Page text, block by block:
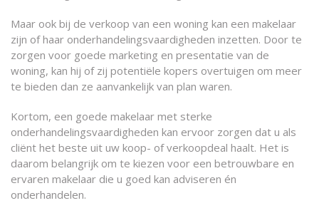
Maar ook bij de verkoop van een woning kan een makelaar
zijn of haar onderhandelingsvaardigheden inzetten. Door te
zorgen voor goede marketing en presentatie van de
woning, kan hij of zij potentiële kopers overtuigen om meer
te bieden dan ze aanvankelijk van plan waren.
Kortom, een goede makelaar met sterke
onderhandelingsvaardigheden kan ervoor zorgen dat u als
cliënt het beste uit uw koop- of verkoopdeal haalt. Het is
daarom belangrijk om te kiezen voor een betrouwbare en
ervaren makelaar die u goed kan adviseren én
onderhandelen.